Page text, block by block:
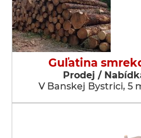
Guľatina
Prodej /
V Banskej Bystrici, 5